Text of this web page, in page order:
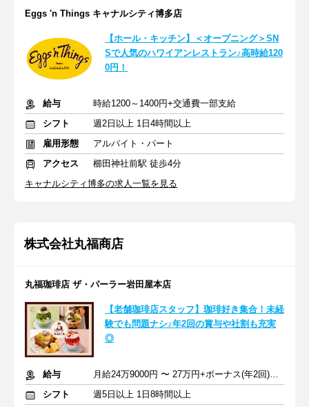
Eggs 'n Things キャナルシティ博多店
【ホール・キッチン】＜オープニング＞SN
Sで人気のハワイアンレストラン♪高時給120
0円！
給与
時給1200～1400円+交通費一部支給
シフト
週2日以上 1日4時間以上
雇用形態
アルバイト・パート
アクセス
櫛田神社前駅 徒歩4分
キャナルシティ博多の求人一覧を見る
株式会社丸福商店
丸福珈琲店 ザ・パーラー岩田屋本店
【老舗珈琲店スタッフ】珈琲好き集合！未経
験でも問題ナシ♪年2回の賞与や社割も充実
◎
給与
月給24万9000円 〜 27万円+ボーナス(年2回)+交通費
シフト
週5日以上 1日8時間以上